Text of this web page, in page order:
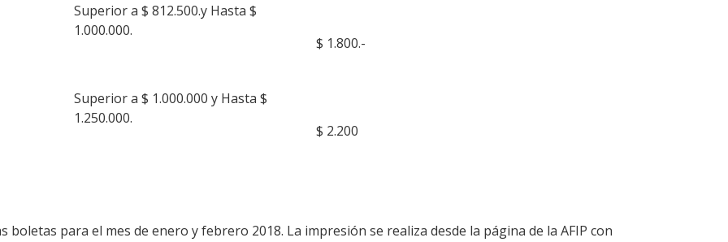
Superior a $ 812.500.y Hasta $
1.000.000.
$ 1.800.-
Superior a $ 1.000.000 y Hasta $
1.250.000.
$ 2.200
para el mes de enero y febrero 2018. La impresión se realiza desde la página de la AFIP con